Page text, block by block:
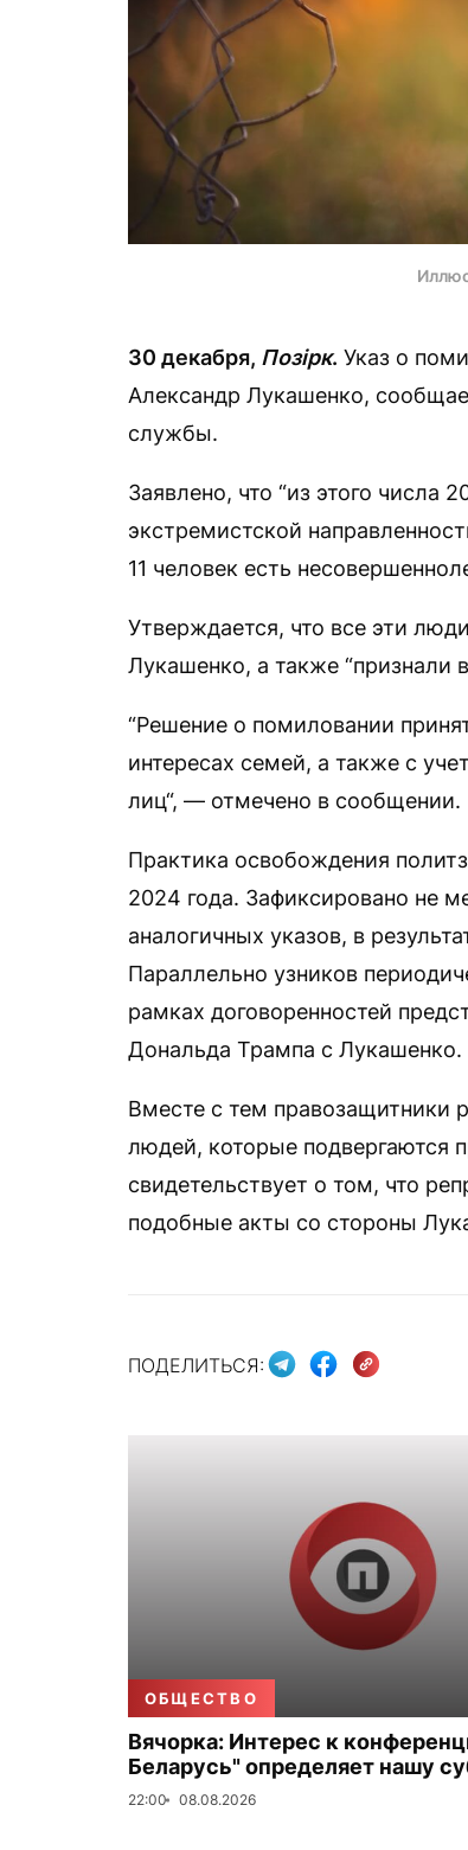
30 декабря, Позірк. Указ о
Александр Лукашенко,
службы.
Заявлено, что “из этого числа
экстремистской
11 человек есть
Утверждается, что все эти
Лукашенко, а также “признали
“Решение о помиловании
интересах семей, а также с
лиц“, — отмечено в сообщении.
Практика освобождения
2024 года. Зафиксировано не
аналогичных указов, в
Параллельно узников
рамках договоренностей
Дональда Трампа с Лукашенко.
Вместе с тем правозащитники
людей, которые подвергаются
свидетельствует о том, что
подобные акты со стороны
ПОДЕЛИТЬСЯ:
ОБЩЕСТВО
Вячорка: Интерес к
Беларусь" определяет нашу
22:00 08.08.2026